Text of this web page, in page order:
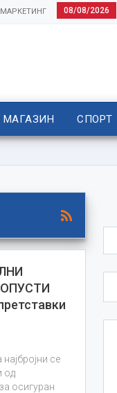
08/08/2026
МАРКЕТИНГ
МАГАЗИН СПОРТ
се
од
осигуран